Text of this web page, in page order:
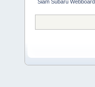
Siam Subaru Webboard